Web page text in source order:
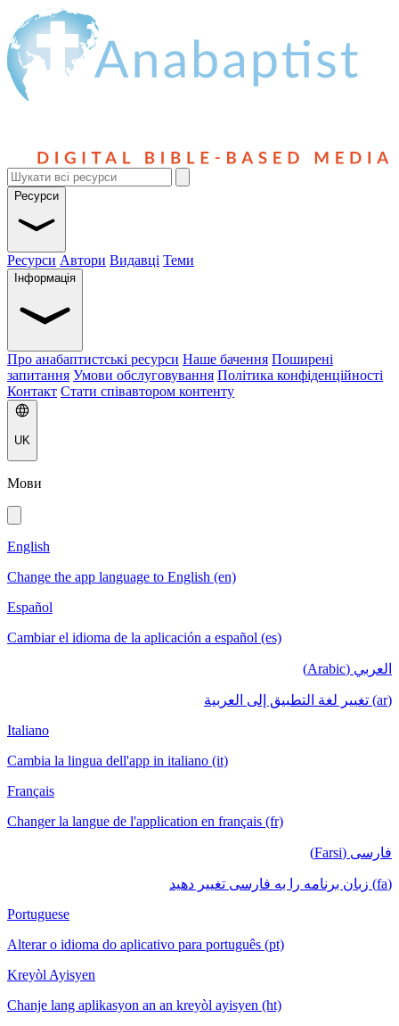
Ресурси
Ресурси Автори Видавці Теми
Інформація
Про анабаптистські ресурси Наше бачення Поширені
запитання Умови обслуговування Політика конфіденційності
Контакт Стати співавтором контенту
UK
Мови
English
Change the app language to English (en)
Español
Cambiar el idioma de la aplicación a español (es)
العربي (Arabic)
(ar) تغيير لغة التطبيق إلى العربية
Italiano
Cambia la lingua dell'app in italiano (it)
Français
Changer la langue de l'application en français (fr)
فارسی (Farsi)
(fa) زبان برنامه را به فارسی تغییر دهید
Portuguese
Alterar o idioma do aplicativo para português (pt)
Kreyòl Ayisyen
Chanje lang aplikasyon an an kreyòl ayisyen (ht)